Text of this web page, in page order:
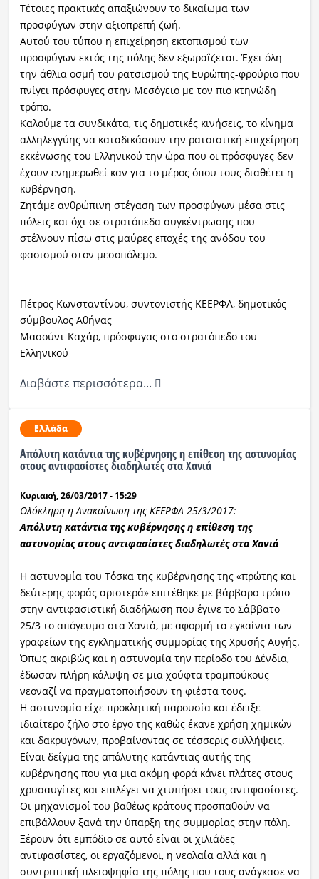
Τέτοιες πρακτικές απαξιώνουν το δικαίωμα των
προσφύγων στην αξιοπρεπή ζωή.
Αυτού του τύπου η επιχείρηση εκτοπισμού των
προσφύγων εκτός της πόλης δεν εξωραΐζεται. Έχει όλη
την άθλια οσμή του ρατσισμού της Ευρώπης-φρούριο που
πνίγει πρόσφυγες στην Μεσόγειο με τον πιο κτηνώδη
τρόπο.
Καλούμε τα συνδικάτα, τις δημοτικές κινήσεις, το κίνημα
αλληλεγγύης να καταδικάσουν την ρατσιστική επιχείρηση
εκκένωσης του Ελληνικού την ώρα που οι πρόσφυγες δεν
έχουν ενημερωθεί καν για το μέρος όπου τους διαθέτει η
κυβέρνηση.
Ζητάμε ανθρώπινη στέγαση των προσφύγων μέσα στις
πόλεις και όχι σε στρατόπεδα συγκέντρωσης που
στέλνουν πίσω στις μαύρες εποχές της ανόδου του
φασισμού στον μεσοπόλεμο.
Πέτρος Κωνσταντίνου, συντονιστής ΚΕΕΡΦΑ, δημοτικός
σύμβουλος Αθήνας
Μασούντ Καχάρ, πρόσφυγας στο στρατόπεδο του
Ελληνικού
Διαβάστε περισσότερα...
Ελλάδα
Απόλυτη κατάντια της κυβέρνησης η επίθεση της αστυνομίας
στους αντιφασίστες διαδηλωτές στα Χανιά
Κυριακή, 26/03/2017 - 15:29
Ολόκληρη η Ανακοίνωση της ΚΕΕΡΦΑ 25/3/2017:
Απόλυτη κατάντια της κυβέρνησης η επίθεση της
αστυνομίας στους αντιφασίστες διαδηλωτές στα Χανιά
Η αστυνομία του Τόσκα της κυβέρνησης της «πρώτης και
δεύτερης φοράς αριστερά» επιτέθηκε με βάρβαρο τρόπο
στην αντιφασιστική διαδήλωση που έγινε το Σάββατο
25/3 το απόγευμα στα Χανιά, με αφορμή τα εγκαίνια των
γραφείων της εγκληματικής συμμορίας της Χρυσής Αυγής.
Όπως ακριβώς και η αστυνομία την περίοδο του Δένδια,
έδωσαν πλήρη κάλυψη σε μια χούφτα τραμπούκους
νεοναζί να πραγματοποιήσουν τη φιέστα τους.
Η αστυνομία είχε προκλητική παρουσία και έδειξε
ιδιαίτερο ζήλο στο έργο της καθώς έκανε χρήση χημικών
και δακρυγόνων, προβαίνοντας σε τέσσερις συλλήψεις.
Είναι δείγμα της απόλυτης κατάντιας αυτής της
κυβέρνησης που για μια ακόμη φορά κάνει πλάτες στους
χρυσαυγίτες και επιλέγει να χτυπήσει τους αντιφασίστες.
Οι μηχανισμοί του βαθέως κράτους προσπαθούν να
επιβάλλουν ξανά την ύπαρξη της συμμορίας στην πόλη.
Ξέρουν ότι εμπόδιο σε αυτό είναι οι χιλιάδες
αντιφασίστες, οι εργαζόμενοι, η νεολαία αλλά και η
συντριπτική πλειοψηφία της πόλης που τους ανάγκασε να